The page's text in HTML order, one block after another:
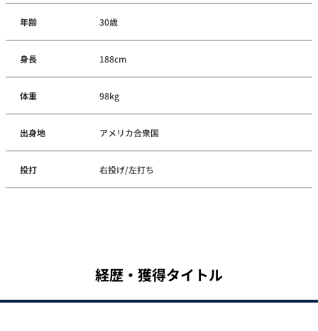
年齢 30歳
身長 188cm
体重 98kg
出身地 アメリカ合衆国
投打 右投げ/左打ち
経歴・獲得タイトル